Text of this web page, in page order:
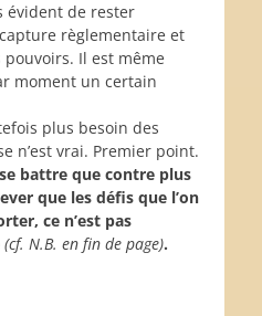
évident de rester
règlementaire et
Il est même
moment un certain
plus besoin des
n’est vrai. Premier point.
battre que contre plus
que les défis que l’on
ce n’est pas
(cf. N.B. en fin de page).